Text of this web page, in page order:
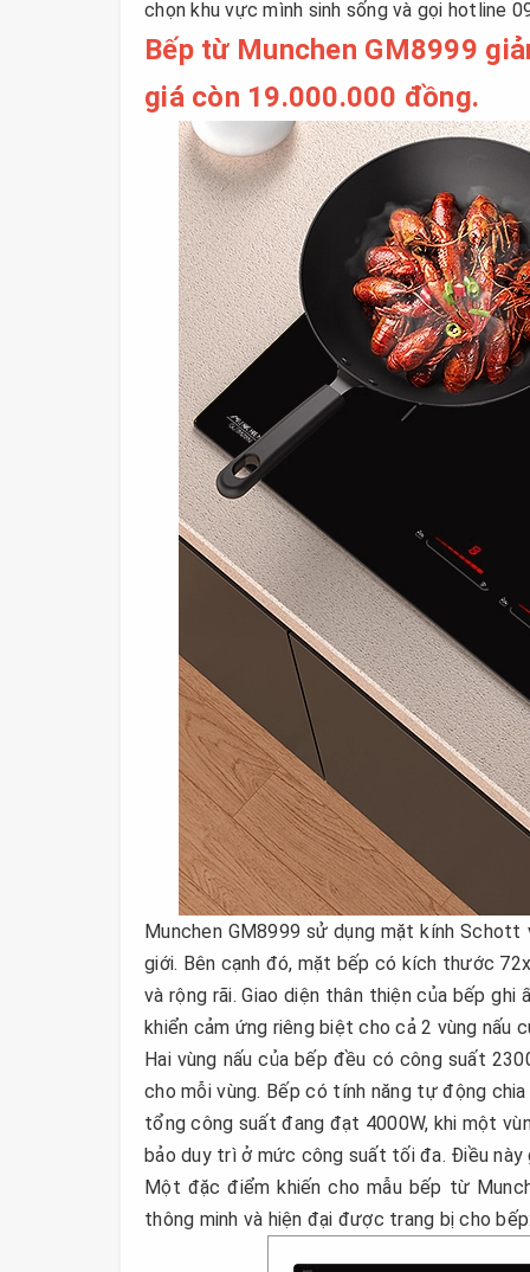
chọn khu vực mình sinh sống và gọi hotline
Bếp từ Munchen GM8999
giá còn 19.000.000 đồng.
Munchen GM8999 sử dụng mặt kính
giới. Bên cạnh đó, mặt bếp có kích thước
và rộng rãi. Giao diện thân thiện của bếp
khiển cảm ứng riêng biệt cho cả 2 vùng nấu
Hai vùng nấu của bếp đều có công suất
cho mỗi vùng. Bếp có tính năng tự động
tổng công suất đang đạt 4000W, khi một
bảo duy trì ở mức công suất tối đa. Điều
Một đặc điểm khiến cho mẫu bếp từ
thông minh và hiện đại được trang bị cho